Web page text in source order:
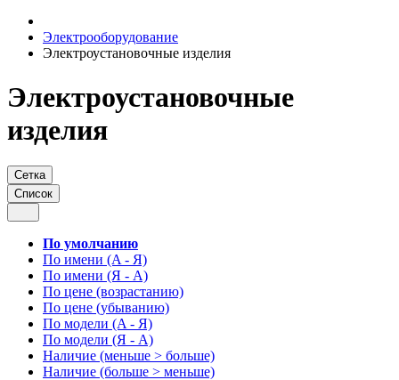
Электрооборудование
Электроустановочные изделия
Электроустановочные
изделия
Сетка
Список
По умолчанию
По имени (A - Я)
По имени (Я - A)
По цене (возрастанию)
По цене (убыванию)
По модели (A - Я)
По модели (Я - A)
Наличие (меньше > больше)
Наличие (больше > меньше)